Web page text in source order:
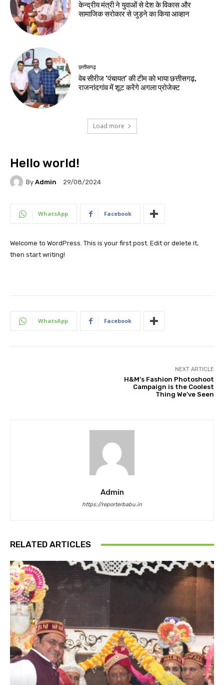
केन्द्रीय मंत्री ने युवाओं से देश के विकास और
सामाजिक सरोकार से जुड़ने का किया आव्हान
छत्तीसगढ़
वेब सीरीज ‘पंचायत’ की टीम को भाया छत्तीसगढ़,
राजनांदगांव में शूट करेंगे अगला प्रोजेक्ट
Load more
Hello world!
By Admin 29/08/2024
WhatsApp Facebook
Welcome to WordPress. This is your first post. Edit or delete it,
then start writing!
WhatsApp Facebook
NEXT ARTICLE
H&M’s Fashion Photoshoot
Campaign is the Coolest
Thing We’ve Seen
Admin
https://reporterbabu.in
RELATED ARTICLES